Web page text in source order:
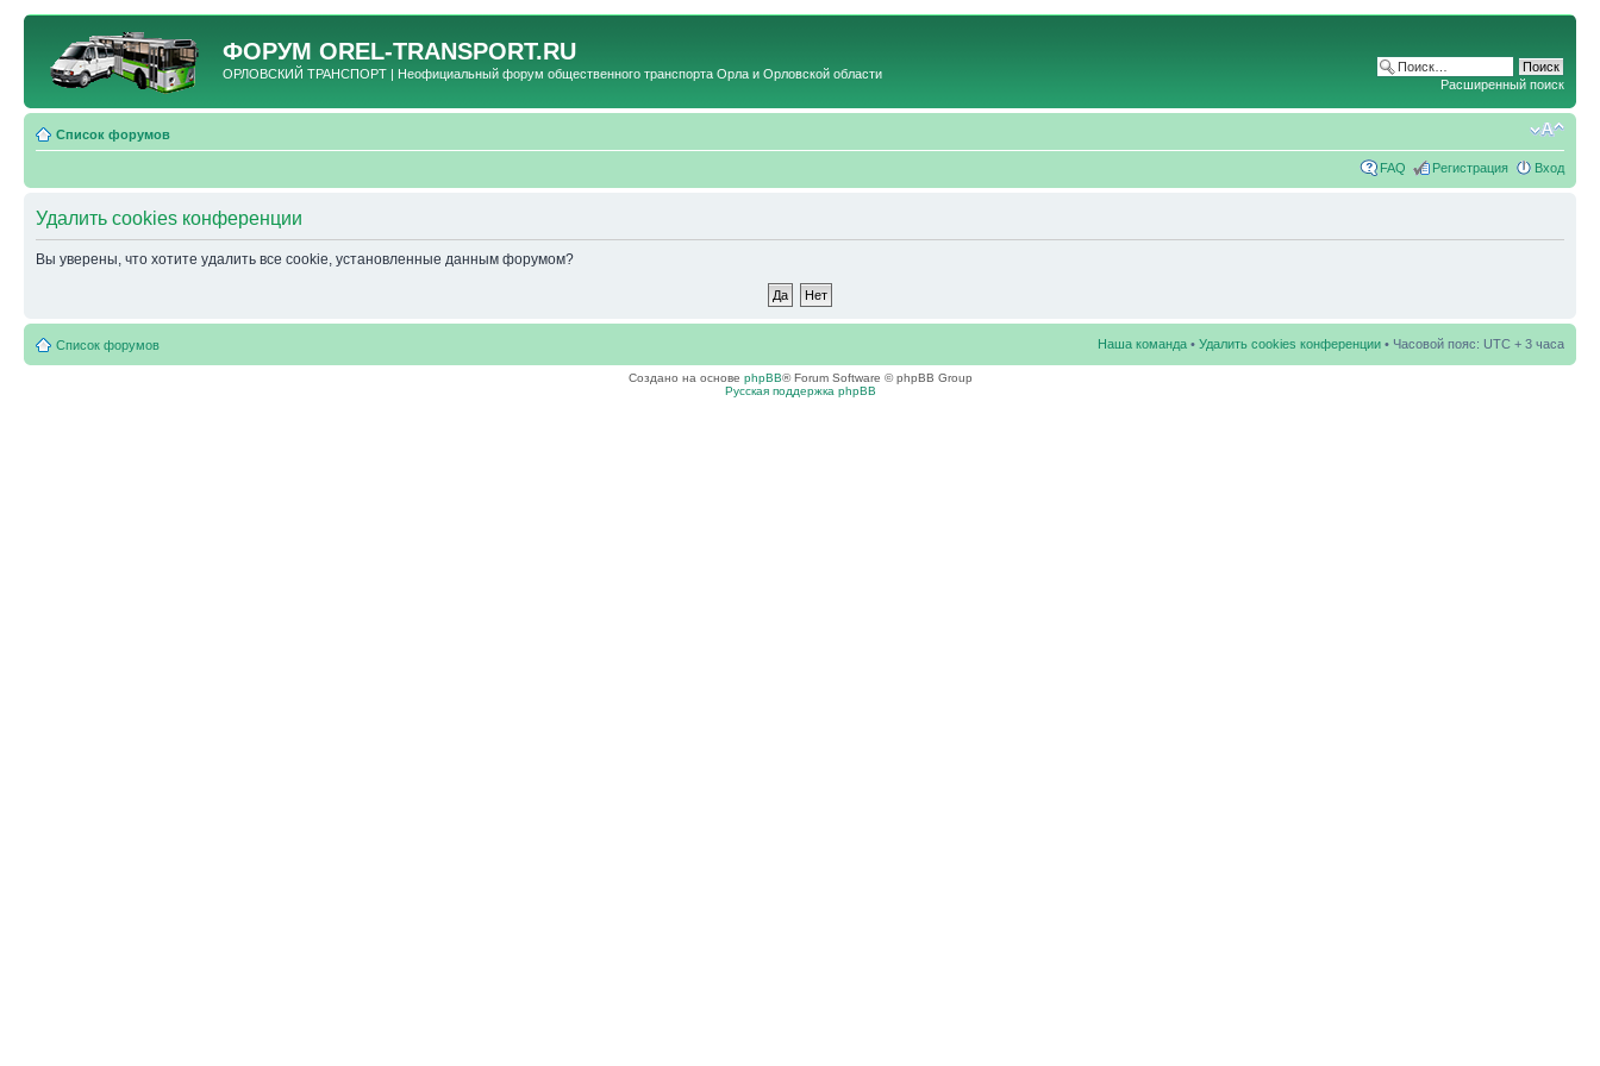
ФОРУМ OREL-TRANSPORT.RU
ОРЛОВСКИЙ ТРАНСПОРТ | Неофициальный форум общественного транспорта Орла и Орловской области
Расширенный поиск
Список форумов
FAQ Регистрация Вход
Удалить cookies конференции
Вы уверены, что хотите удалить все cookie, установленные данным форумом?
Список форумов Наша команда • Удалить cookies конференции • Часовой пояс: UTC + 3 часа
Создано на основе phpBB® Forum Software © phpBB Group
Русская поддержка phpBB